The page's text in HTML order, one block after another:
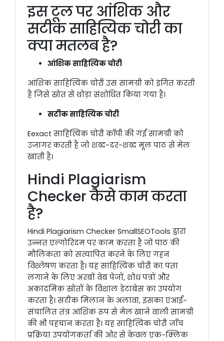
इस टूल पर आंशिक और
सटीक साहित्यिक चोरी का
क्या मतलब है?
आंशिक साहित्यिक चोरी
आंशिक साहित्यिक चोरी उस सामग्री को इंगित करती
है जिसे स्रोत से थोड़ा संशोधित किया गया है।
सटीक साहित्यिक चोरी
Eexact साहित्यिक चोरी कॉपी की गई सामग्री को
उजागर करती है जो शब्द-दर-शब्द मूल पाठ से मेल
खाती है।
Hindi Plagiarism
Checker कैसे काम करता
है?
Hindi Plagiarism Checker SmallSEOTools द्वारा
उन्नत एल्गोरिदम पर काम करता है जो पाठ की
मौलिकता को सत्यापित करने के लिए गहन
विश्लेषण करता है। यह साहित्यिक चोरी का पता
लगाने के लिए अरबों वेब पेजों, शोध पत्रों और
अकादमिक स्रोतों के विशाल डेटाबेस का उपयोग
करता है। सटीक मिलान के अलावा, इसका एआई-
संचालित तंत्र आंशिक रूप से मेल खाने वाली सामग्री
की भी पहचान करता है। यह साहित्यिक चोरी जाँच
प्रक्रिया उपयोगकर्ता की ओर से केवल एक-क्लिक